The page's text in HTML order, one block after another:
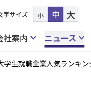
字サイズ 小 中 大
社案内
ニュース
学生就職企業人気ランキ